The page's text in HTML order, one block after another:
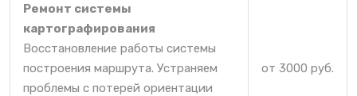
Ремонт системы
картографирования
Восстановление работы системы
построения маршрута. Устраняем
проблемы с потерей ориентации
от 3000 руб.